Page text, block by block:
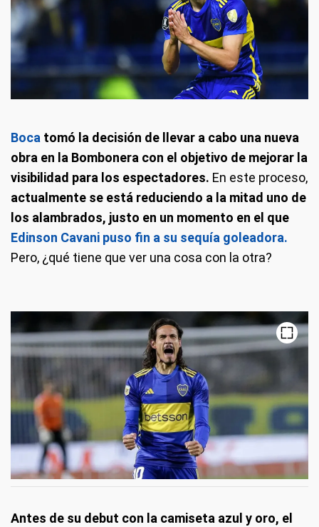
Boca tomó la decisión de llevar a cabo una nueva
obra en la Bombonera con el objetivo de mejorar la
visibilidad para los espectadores. En este proceso,
actualmente se está reduciendo a la mitad uno de
los alambrados, justo en un momento en el que
Edinson Cavani puso fin a su sequía goleadora.
Pero, ¿qué tiene que ver una cosa con la otra?
Antes de su debut con la camiseta azul y oro, el